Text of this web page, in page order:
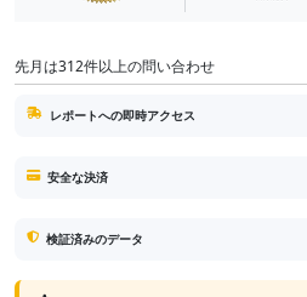
先月は312件以上の問い合わせ
レポートへの即時アクセス
安全な決済
検証済みのデータ